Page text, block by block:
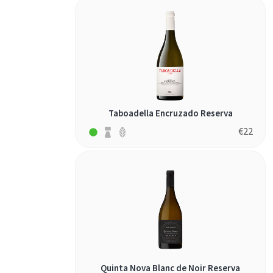
Taboadella Encruzado Reserva
€22
Quinta Nova Blanc de Noir Reserva